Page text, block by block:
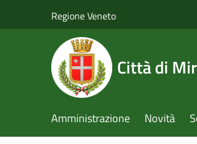
Regione Veneto
Città di
Amministrazione Novità